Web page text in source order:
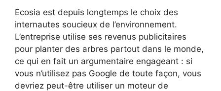
Ecosia est depuis longtemps le choix des
internautes soucieux de l’environnement.
L’entreprise utilise ses revenus publicitaires
pour planter des arbres partout dans le monde,
ce qui en fait un argumentaire engageant : si
vous n’utilisez pas Google de toute façon, vous
devriez peut-être utiliser un moteur de